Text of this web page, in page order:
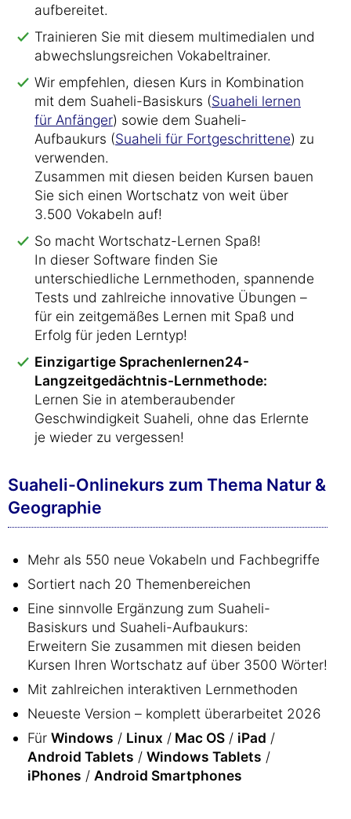
aufbereitet.
Trainieren Sie mit diesem multimedialen und
abwechslungsreichen Vokabeltrainer.
Wir empfehlen, diesen Kurs in Kombination
mit dem Suaheli-Basiskurs (Suaheli lernen
für Anfänger) sowie dem Suaheli-
Aufbaukurs (Suaheli für Fortgeschrittene) zu
verwenden.
Zusammen mit diesen beiden Kursen bauen
Sie sich einen Wortschatz von weit über
3.500 Vokabeln auf!
So macht Wortschatz-Lernen Spaß!
In dieser Software finden Sie
unterschiedliche Lernmethoden, spannende
Tests und zahlreiche innovative Übungen –
für ein zeitgemäßes Lernen mit Spaß und
Erfolg für jeden Lerntyp!
Einzigartige Sprachenlernen24-
Langzeitgedächtnis-Lernmethode:
Lernen Sie in atemberaubender
Geschwindigkeit Suaheli, ohne das Erlernte
je wieder zu vergessen!
Suaheli-Onlinekurs zum Thema Natur &
Geographie
Mehr als 550 neue Vokabeln und Fachbegriffe
Sortiert nach 20 Themenbereichen
Eine sinnvolle Ergänzung zum Suaheli-
Basiskurs und Suaheli-Aufbaukurs:
Erweitern Sie zusammen mit diesen beiden
Kursen Ihren Wortschatz auf über 3500 Wörter!
Mit zahlreichen interaktiven Lernmethoden
Neueste Version – komplett überarbeitet 2026
Für Windows / Linux / Mac OS / iPad /
Android Tablets / Windows Tablets /
iPhones / Android Smartphones